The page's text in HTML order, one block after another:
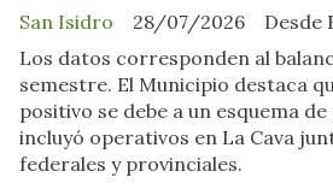
Desde
San Isidro
28/07/2026
Los datos corresponden al
semestre. El Municipio destaca
positivo se debe a un esquema
incluyó operativos en La Cava
federales y provinciales.